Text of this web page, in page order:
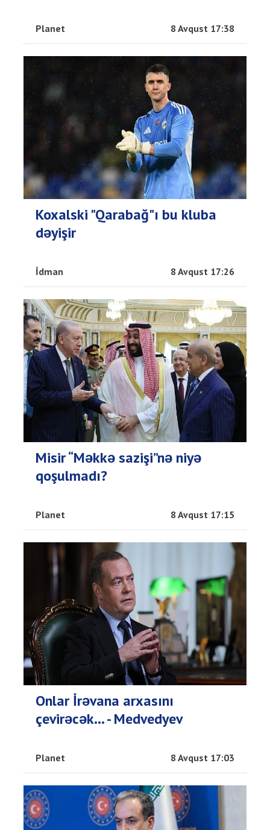
Planet 8 Avqust 17:38
Koxalski "Qarabağ"ı bu kluba
dəyişir
İdman 8 Avqust 17:26
Misir “Məkkə sazişi”nə niyə
qoşulmadı?
Planet 8 Avqust 17:15
Onlar İrəvana arxasını
çevirəcək... - Medvedyev
Planet 8 Avqust 17:03